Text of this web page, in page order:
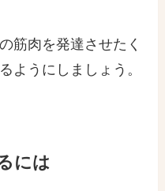
筋肉を発達させたく
ようにしましょう。
には